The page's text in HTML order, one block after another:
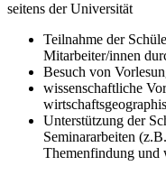
seitens der Universität
Teilnahme der
Mitarbeiter/innen
Besuch von
wissenschaftliche
Unterstützung der
Seminararbeiten
Themenfindung und